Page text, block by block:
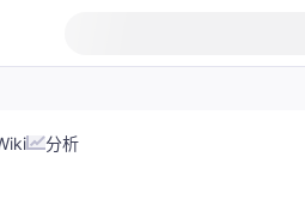
分析